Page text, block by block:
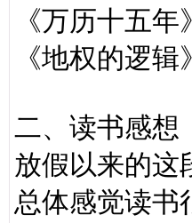
《万历十五
《地权的逻
二、读书感想
放假以来的这
总体感觉读书